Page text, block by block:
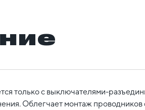
только с выключателями-
Облегчает монтаж проводников